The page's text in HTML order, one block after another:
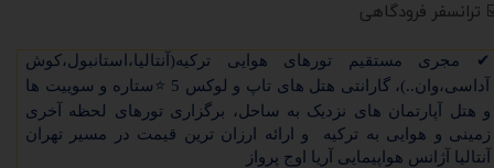
ترانسفر فرودگاهی
✔ مجری مستقیم تورهای هوایی ترکیه(آنتالیا،استانبول،کوش
آداسی،وان..)، گارانتی هتل های تاپ و لوکس 5 ⭐ستاره و سوییت ها
و هتل آپارتمان های نزدیک به ساحل، برگزاری تورهای لحظه آخری
زمینی و هوایی به ترکیه و ارائه ارزان ترین قیمت در مسیر تهران
آنتالیا آژانس هواپیمایی آریا اوج پرواز